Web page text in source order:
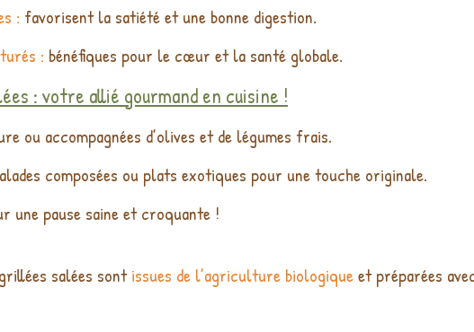
: favorisent la satiété et une bonne digestion.
: bénéfiques pour le cœur et la santé globale.
: votre allié gourmand en cuisine !
ou accompagnées d’olives et de légumes frais.
composées ou plats exotiques pour une touche originale.
une pause saine et croquante !
salées sontissues de l’agriculture biologiqueet préparées